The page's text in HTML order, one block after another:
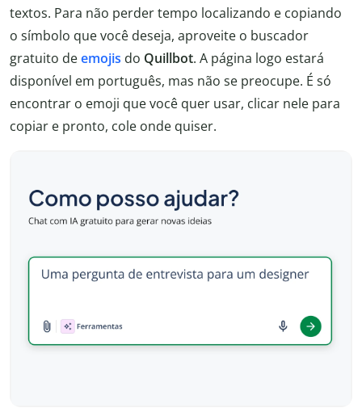
textos. Para não perder tempo localizando e copiando
o símbolo que você deseja, aproveite o buscador
gratuito deemojis do Quillbot. A página logo estará
disponível em português, mas não se preocupe. É só
encontrar o emoji que você quer usar, clicar nele para
copiar e pronto, cole onde quiser.